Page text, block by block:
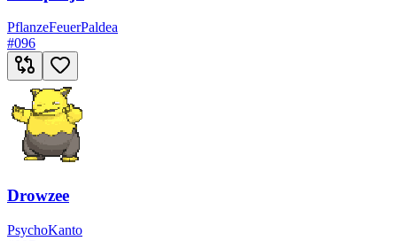
PflanzeFeuerPaldea
#096
Drowzee
PsychoKanto